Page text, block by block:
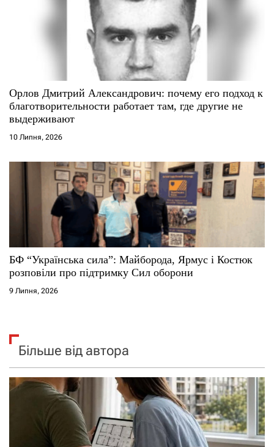
Орлов Дмитрий Александрович: почему его подход к
благотворительности работает там, где другие не
выдерживают
10 Липня, 2026
БФ “Українська сила”: Майборода, Ярмус і Костюк
розповіли про підтримку Сил оборони
9 Липня, 2026
Більше від автора